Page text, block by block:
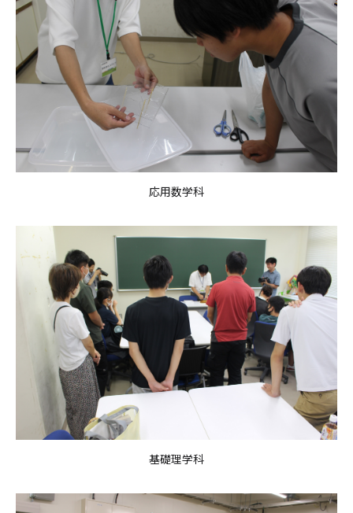
応用数学科
基礎理学科